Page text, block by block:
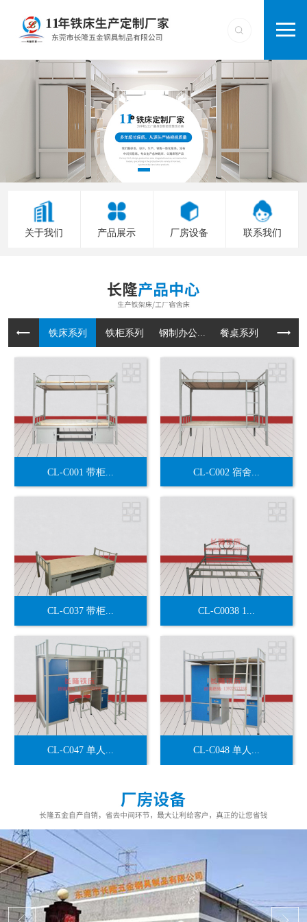
关于我们 产品展示 厂房设备 联系我们
铁床系列 铁柜系列 钢制办公... 餐桌系列 货架
CL-C001 带柜... CL-C002 宿舍...
CL-C037 带柜... CL-C0038 1...
CL-C047 单人... CL-C048 单人...